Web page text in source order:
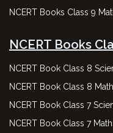
NCERT Books Class 9
NCERT Books
NCERT Book Class 8
NCERT Book Class 8
NCERT Book Class 7
NCERT Book Class 7